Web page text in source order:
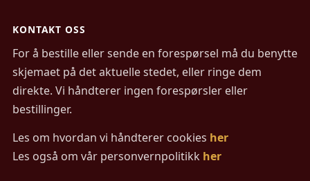
KONTAKT OSS
For å bestille eller sende en forespørsel må du benytte
skjemaet på det aktuelle stedet, eller ringe dem
direkte. Vi håndterer ingen forespørsler eller
bestillinger.
Les om hvordan vi håndterer cookies her
Les også om vår personvernpolitikk her